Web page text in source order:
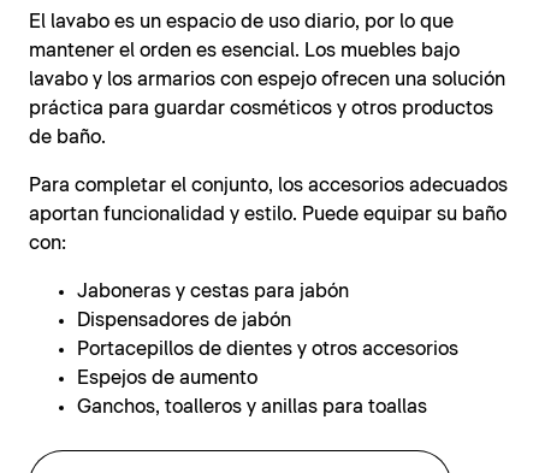
El lavabo es un espacio de uso diario, por lo que
mantener el orden es esencial. Los muebles bajo
lavabo y los armarios con espejo ofrecen una solución
práctica para guardar cosméticos y otros productos
de baño.
Para completar el conjunto, los accesorios adecuados
aportan funcionalidad y estilo. Puede equipar su baño
con:
Jaboneras y cestas para jabón
Dispensadores de jabón
Portacepillos de dientes y otros accesorios
Espejos de aumento
Ganchos, toalleros y anillas para toallas